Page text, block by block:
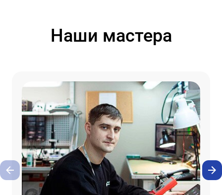
Наши мастера